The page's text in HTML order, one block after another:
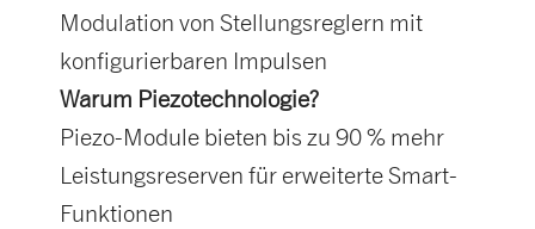
Modulation von Stellungsreglern mit
konfigurierbaren Impulsen
Warum Piezotechnologie?
Piezo-Module bieten bis zu 90 % mehr
Leistungsreserven für erweiterte Smart-
Funktionen